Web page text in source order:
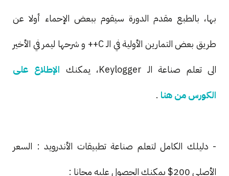
بها، بالطبع مقدم الدورة سيقوم ببعض الإحماء أولا عن
طريق بعض التمارين الأولية في الـ C++ و شرحها ليمر في الأخير
الى تعلم صناعة الـ Keylogger، يمكنك
الإطلاع على
الكورس من هنا .
- دليلك الكامل لتعلم صناعة تطبيقات الأندرويد : السعر
الأصلي 200$ يمكنك الحصول عليه مجانا :